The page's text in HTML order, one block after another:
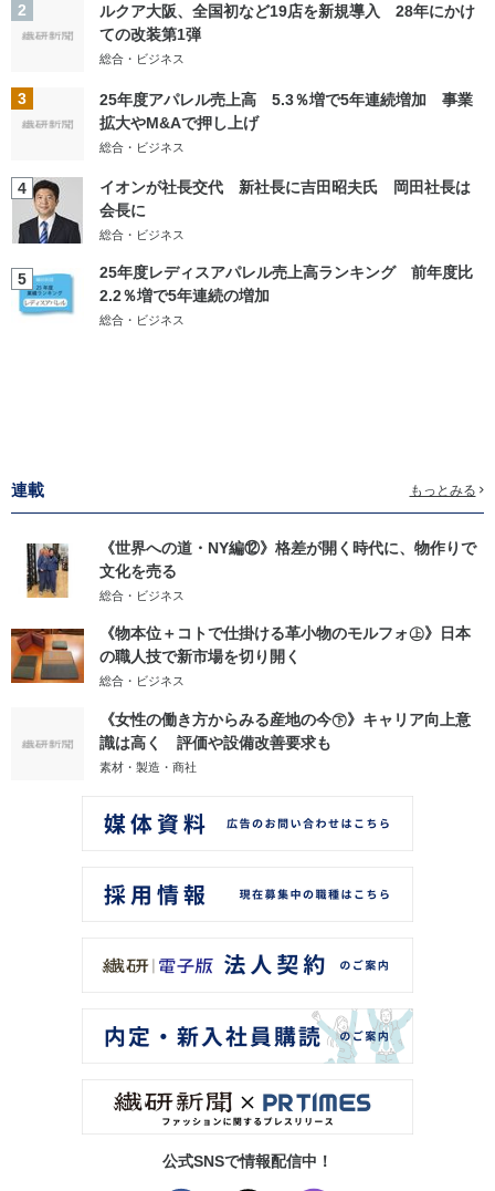
2
ルクア大阪、全国初など19店を新規導入 28年にかけ
ての改装第1弾
総合・ビジネス
3
25年度アパレル売上高 5.3％増で5年連続増加 事業
拡大やM&Aで押し上げ
総合・ビジネス
4
イオンが社長交代 新社長に吉田昭夫氏 岡田社長は
会長に
総合・ビジネス
5
25年度レディスアパレル売上高ランキング 前年度比
2.2％増で5年連続の増加
総合・ビジネス
連載 もっとみる
《世界への道・NY編⑫》格差が開く時代に、物作りで
文化を売る
総合・ビジネス
《物本位＋コトで仕掛ける革小物のモルフォ㊤》日本
の職人技で新市場を切り開く
総合・ビジネス
《女性の働き方からみる産地の今㊦》キャリア向上意
識は高く 評価や設備改善要求も
素材・製造・商社
公式SNSで情報配信中！